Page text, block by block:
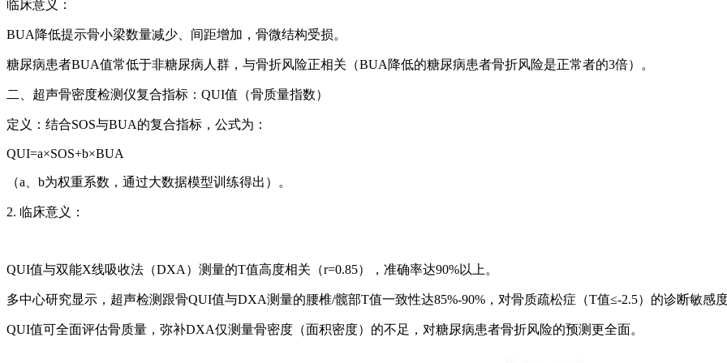
临床意义：
BUA降低提示骨小梁数量减少、间距增加，骨微结构受损。
糖尿病患者BUA值常低于非糖尿病人群，与骨折风险正相关（BUA降低的糖尿病患者骨折风险是正常者的3倍）。
二、超声骨密度检测仪复合指标：QUI值（骨质量指数）
定义：结合SOS与BUA的复合指标，公式为：
QUI=a×SOS+b×BUA
（a、b为权重系数，通过大数据模型训练得出）。
2. 临床意义：
QUI值与双能X线吸收法（DXA）测量的T值高度相关（r=0.85），准确率达90%以上。
多中心研究显示，超声检测跟骨QUI值与DXA测量的腰椎/髋部T值一致性达85%-90%，对骨质疏松症（T值≤-2.5）的诊断敏感度
QUI值可全面评估骨质量，弥补DXA仅测量骨密度（面积密度）的不足，对糖尿病患者骨折风险的预测更全面。